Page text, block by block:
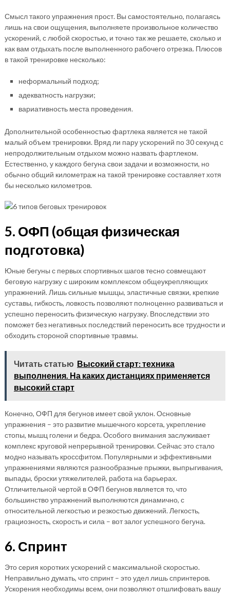
Смысл такого упражнения прост. Вы самостоятельно, полагаясь
лишь на свои ощущения, выполняете произвольное количество
ускорений, с любой скоростью, и точно так же решаете, сколько и
как вам отдыхать после выполненного рабочего отрезка. Плюсов
в такой тренировке несколько:
неформальный подход;
адекватность нагрузки;
вариативность места проведения.
Дополнительной особенностью фартлека является не такой
малый объем тренировки. Вряд ли пару ускорений по 30 секунд с
непродолжительным отдыхом можно назвать фартлеком.
Естественно, у каждого бегуна свои задачи и возможности, но
обычно общий километраж на такой тренировке составляет хотя
бы несколько километров.
5. ОФП (общая физическая
подготовка)
Юные бегуны с первых спортивных шагов тесно совмещают
беговую нагрузку с широким комплексом общеукрепляющих
упражнений. Лишь сильные мышцы, эластичные связки, крепкие
суставы, гибкость, ловкость позволяют полноценно развиваться и
успешно переносить физическую нагрузку. Впоследствии это
поможет без негативных последствий переносить все трудности и
обходить стороной спортивные травмы.
Читать статью Высокий старт: техника
выполнения. На каких дистанциях применяется
высокий старт
Конечно, ОФП для бегунов имеет свой уклон. Основные
упражнения – это развитие мышечного корсета, укрепление
стопы, мышц голени и бедра. Особого внимания заслуживает
комплекс круговой непрерывной тренировки. Сейчас это стало
модно называть кроссфитом. Популярными и эффективными
упражнениями являются разнообразные прыжки, выпрыгивания,
выпады, броски утяжелителей, работа на барьерах.
Отличительной чертой в ОФП бегунов является то, что
большинство упражнений выполняются динамично, с
относительной легкостью и резкостью движений. Легкость,
грациозность, скорость и сила – вот залог успешного бегуна.
6. Спринт
Это серия коротких ускорений с максимальной скоростью.
Неправильно думать, что спринт – это удел лишь спринтеров.
Ускорения необходимы всем, они позволяют отшлифовать вашу